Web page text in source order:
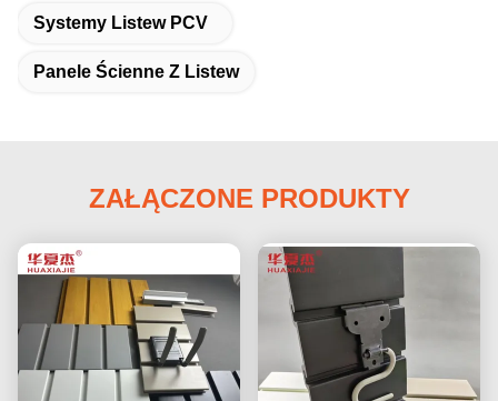
Systemy Listew PCV
Panele Ścienne Z Listew
ZAŁĄCZONE PRODUKTY